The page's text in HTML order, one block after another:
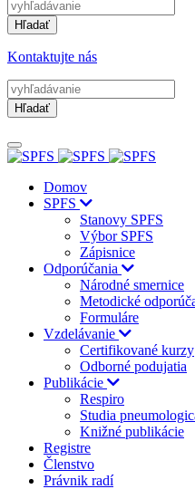
Hľadať
Kontaktujte nás
Hľadať
Domov
SPFS
Stanovy SPFS
Výbor SPFS
Zápisnice
Odporúčania
Národné smernice
Metodické
Formuláre
Vzdelávanie
Certifikované kurzy
Odborné podujatia
Publikácie
Respiro
Studia
Knižné publikácie
Registre
Členstvo
Právnik radí